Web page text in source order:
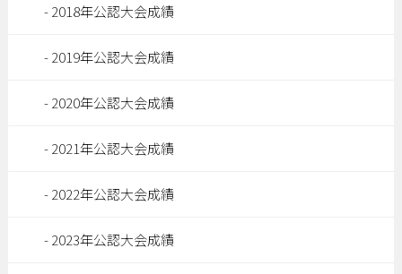
2018年公認大会成績
2019年公認大会成績
2020年公認大会成績
2021年公認大会成績
2022年公認大会成績
2023年公認大会成績